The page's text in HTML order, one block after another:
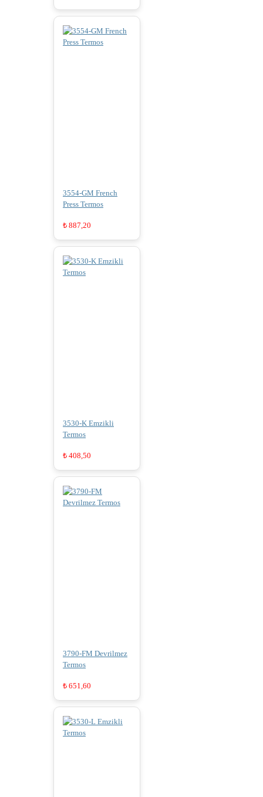
3554-GM French
Press Termos
₺ 887,20
3530-K Emzikli
Termos
₺ 408,50
3790-FM Devrilmez
Termos
₺ 651,60